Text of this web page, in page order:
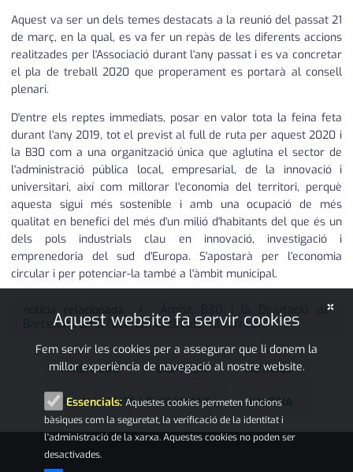
societat
successos
urbanisme
editorial
Aquest va ser un dels temes destacats a la reunió del passat 21
de març, en la qual, es va fer un repàs de les diferents accions
realitzades per l'Associació durant l'any passat i es va concretar
el pla de treball 2020 que properament es portarà al consell
plenari.
D'entre els reptes immediats, posar en valor tota la feina feta
durant l'any 2019, tot el previst al full de ruta per aquest 2020 i
la B30 com a una organització única que aglutina el sector de
l'administració pública local, empresarial, de la innovació i
universitari, així com millorar l'economia del territori, perquè
aquesta sigui més sostenible i amb una ocupació de més
qualitat en benefici del més d'un milió d'habitants del que és un
dels pols industrials clau en innovació, investigació i
emprenedoria del sud d'Europa. S'apostarà per l'economia
circular i per potenciar-la també a l'àmbit municipal.
notícia relacionada
Àmbit B30 i la Diputació de
Barcelona amb l'economia circular al territori
ÀMBIT B30 EMPRESA NOTÍCIES
PALAU-SOLITÀ I PLEGAMANS L'ALZINA
×
Aquest website fa servir cookies
Fem servir les cookies per a assegurar que li donem la
millor experiència de navegació al nostre website.
Essencials: Aquestes cookies permeten funcions
bàsiques com la seguretat, la verificació de la identitat i
l'administració de la xarxa. Aquestes cookies no poden ser
desactivades.